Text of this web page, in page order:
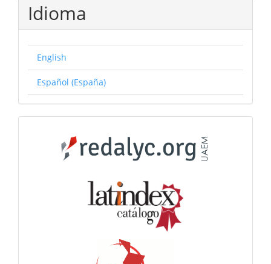
Idioma
English
Español (España)
Catálogos